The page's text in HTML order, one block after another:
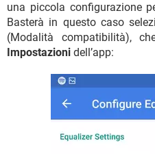
una piccola configurazione
Basterà in questo caso
(Modalità compatibilità),
Impostazioni dell’app: